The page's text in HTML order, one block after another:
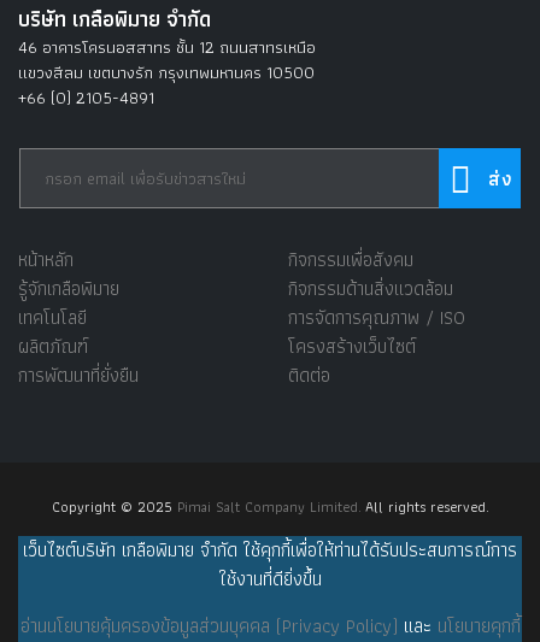
บริษัท เกลือพิมาย จำกัด
46 อาคารโครนอสสาทร ชั้น 12 ถนนสาทรเหนือ
แขวงสีลม เขตบางรัก กรุงเทพมหานคร 10500
+66 (0) 2105-4891
หน้าหลัก
รู้จักเกลือพิมาย
เทคโนโลยี
ผลิตภัณฑ์
การพัฒนาที่ยั่งยืน
กิจกรรมเพื่อสังคม
กิจกรรมด้านสิ่งแวดล้อม
การจัดการคุณภาพ / ISO
โครงสร้างเว็บไซต์
ติดต่อ
Copyright © 2025 Pimai Salt Company Limited. All rights reserved.
เว็บไซต์บริษัท เกลือพิมาย จำกัด ใช้คุกกี้เพื่อให้ท่านได้รับประสบการณ์การ
ใช้งานที่ดียิ่งขึ้น
อ่านนโยบายคุ้มครองข้อมูลส่วนบุคคล (Privacy Policy) และ นโยบายคุกกี้